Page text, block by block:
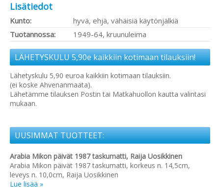
Lisätiedot
Kunto:
hyvä, ehjä, vähäisiä käytönjälkiä
Tuotannossa:
1949-64, kruunuleima
LÄHETYSKULU 5,90e kaikkiin kotimaan tilauksiin!
Lähetyskulu 5,90 euroa kaikkiin kotimaan tilauksiin.
(ei koske Ahvenanmaata).
Lähetämme tilauksen Postin tai Matkahuollon kautta valintasi
mukaan.
UUSIMMAT TUOTTEET:
Arabia Mikon päivät 1987 taskumatti, Raija Uosikkinen
Arabia Mikon päivät 1987 taskumatti, korkeus n. 14,5cm,
leveys n. 10,0cm, Raija Uosikkinen
Lue lisää »